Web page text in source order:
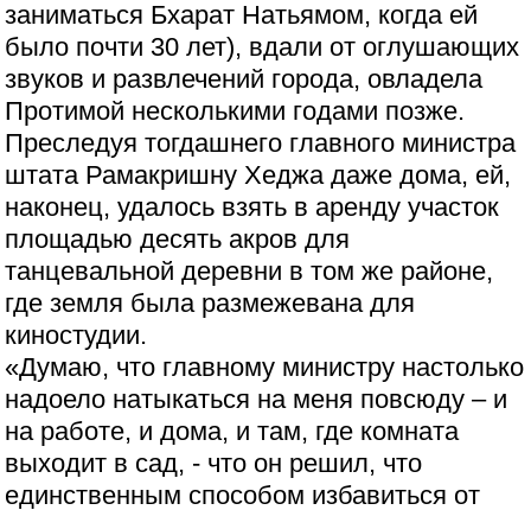
заниматься Бхарат Натьямом, когда ей
было почти 30 лет), вдали от оглушающих
звуков и развлечений города, овладела
Протимой несколькими годами позже.
Преследуя тогдашнего главного министра
штата Рамакришну Хеджа даже дома, ей,
наконец, удалось взять в аренду участок
площадью десять акров для
танцевальной деревни в том же районе,
где земля была размежевана для
киностудии.
«Думаю, что главному министру настолько
надоело натыкаться на меня повсюду – и
на работе, и дома, и там, где комната
выходит в сад, - что он решил, что
единственным способом избавиться от